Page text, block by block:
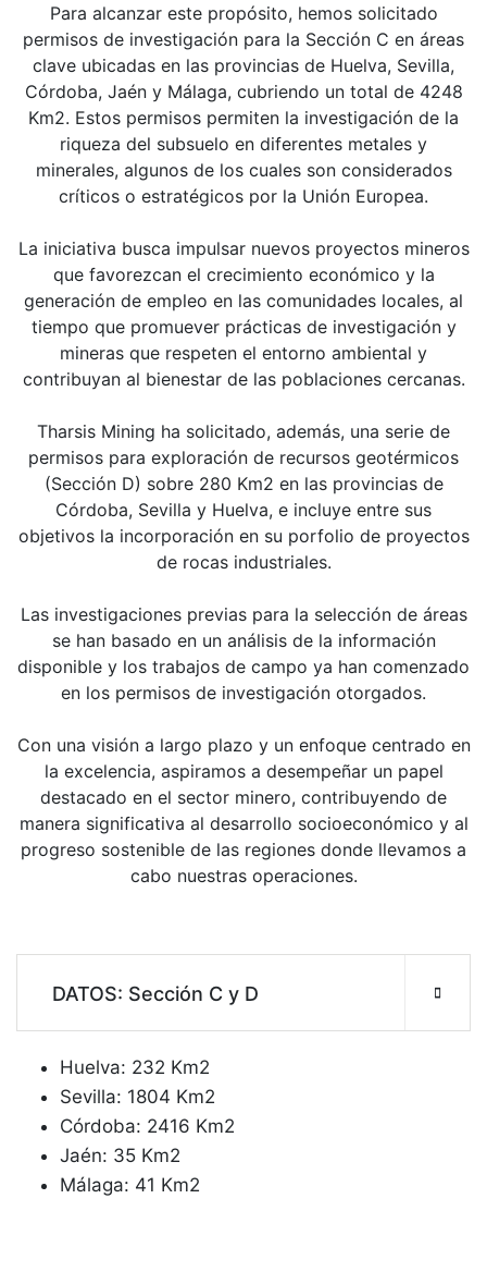
Para alcanzar este propósito, hemos solicitado
permisos de investigación para la Sección C en áreas
clave ubicadas en las provincias de Huelva, Sevilla,
Córdoba, Jaén y Málaga, cubriendo un total de 4248
Km2. Estos permisos permiten la investigación de la
riqueza del subsuelo en diferentes metales y
minerales, algunos de los cuales son considerados
críticos o estratégicos por la Unión Europea.
La iniciativa busca impulsar nuevos proyectos mineros
que favorezcan el crecimiento económico y la
generación de empleo en las comunidades locales, al
tiempo que promuever prácticas de investigación y
mineras que respeten el entorno ambiental y
contribuyan al bienestar de las poblaciones cercanas.
Tharsis Mining ha solicitado, además, una serie de
permisos para exploración de recursos geotérmicos
(Sección D) sobre 280 Km2 en las provincias de
Córdoba, Sevilla y Huelva, e incluye entre sus
objetivos la incorporación en su porfolio de proyectos
de rocas industriales.
Las investigaciones previas para la selección de áreas
se han basado en un análisis de la información
disponible y los trabajos de campo ya han comenzado
en los permisos de investigación otorgados.
Con una visión a largo plazo y un enfoque centrado en
la excelencia, aspiramos a desempeñar un papel
destacado en el sector minero, contribuyendo de
manera significativa al desarrollo socioeconómico y al
progreso sostenible de las regiones donde llevamos a
cabo nuestras operaciones.
DATOS: Sección C y D
Huelva: 232 Km2
Sevilla: 1804 Km2
Córdoba: 2416 Km2
Jaén: 35 Km2
Málaga: 41 Km2